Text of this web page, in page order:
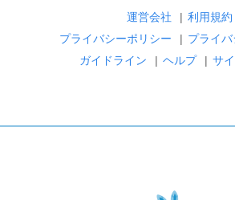
運営会社 | 利用規約
プライバシーポリシー
| プライ
ガイドライン
| ヘルプ | サ